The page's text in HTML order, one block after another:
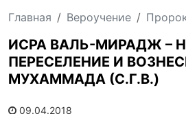
Главная Вероучение
ИСРА ВАЛЬ-МИРАДЖ –
ПЕРЕСЕЛЕНИЕ И
МУХАММАДА (С.Г.В.)
09.04.2018